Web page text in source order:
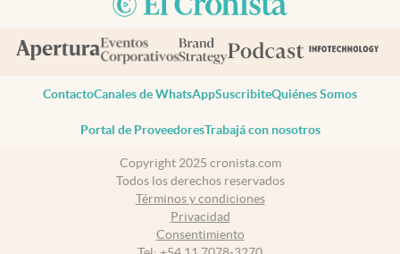
ContactoCanales de WhatsAppSuscribiteQuiénes Somos
Portal de ProveedoresTrabajá con nosotros
Copyright 2025 cronista.com
Todos los derechos reservados
Términos y condiciones
Privacidad
Consentimiento